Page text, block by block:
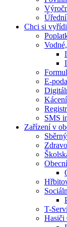
Chci si
E-
SMS
Zařízení v
T-
Hasiči